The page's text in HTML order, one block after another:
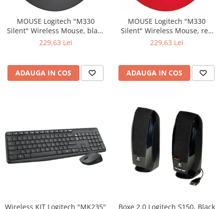
MOUSE Logitech "M330
Silent" Wireless Mouse, black
"910-004909" (include timbru229,63 Lei
ADAUGA IN COS
MOUSE Logitech "M330
Silent" Wireless Mouse, red
"910-004911" (include timbru229,63 Lei
ADAUGA IN COS
Wireless KIT Logitech "MK235"
Boxe 2.0 Logitech S150, Black